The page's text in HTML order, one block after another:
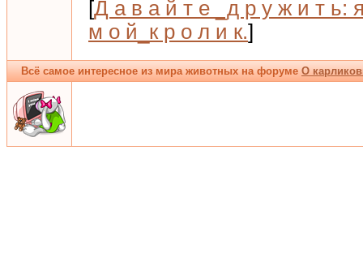
[Д а в а й т е _д р у ж и т ь:
м о й_к р о л и к.]
Всё самое интересное из мира животных на форумеО